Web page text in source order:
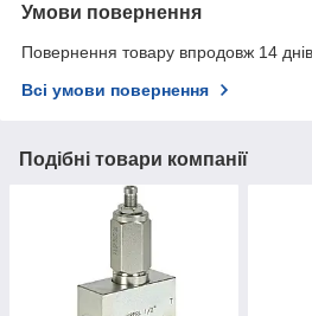
Умови повернення
Повернення товару впродовж 14
Всі умови повернення
Подібні товари компанії